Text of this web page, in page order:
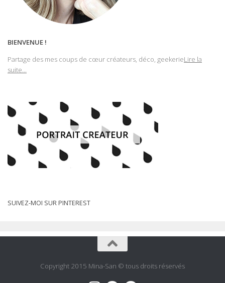
BIENVENUE !
Partage des mes coups de cœur créateurs, déco, geekerieLire la
suite...
SUIVEZ-MOI SUR PINTEREST
Copyright 2015 Mina-San © tous droits réservés